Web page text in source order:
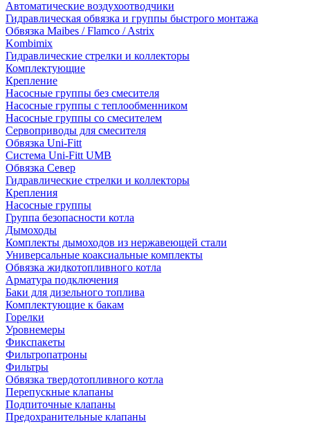
Автоматические воздухоотводчики
Гидравлическая обвязка и группы быстрого монтажа
Обвязка Maibes / Flamco / Astrix
Kombimix
Гидравлические стрелки и коллекторы
Комплектующие
Крепление
Насосные группы без смесителя
Насосные группы с теплообменником
Насосные группы со смесителем
Сервоприводы для смесителя
Обвязка Uni-Fitt
Система Uni-Fitt UMB
Обвязка Север
Гидравлические стрелки и коллекторы
Крепления
Насосные группы
Группа безопасности котла
Дымоходы
Комплекты дымоходов из нержавеющей стали
Универсальные коаксиальные комплекты
Обвязка жидкотопливного котла
Арматура подключения
Баки для дизельного топлива
Комплектующие к бакам
Горелки
Уровнемеры
Фикспакеты
Фильтропатроны
Фильтры
Обвязка твердотопливного котла
Перепускные клапаны
Подпиточные клапаны
Предохранительные клапаны